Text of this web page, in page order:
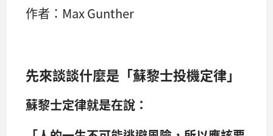
作者：Max Gunther
先來談談什麼是「蘇黎士投機定律」
蘇黎士定律就是在說：